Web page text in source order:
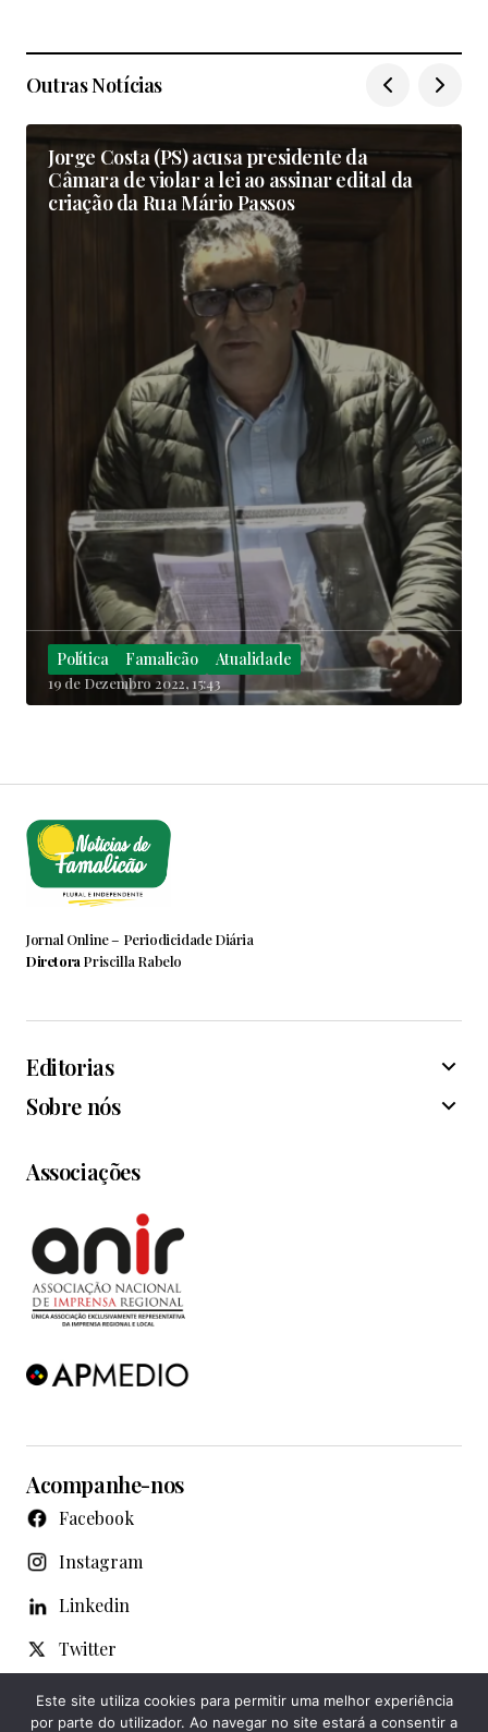
Outras Notícias
Jorge Costa (PS) acusa presidente da
Câmara de violar a lei ao assinar edital da
criação da Rua Mário Passos
Política Famalicão Atualidade
19 de Dezembro 2022, 15:43
Jornal Online – Periodicidade Diária
Diretora Priscilla Rabelo
Editorias
Sobre nós
Associações
Acompanhe-nos
Facebook
Instagram
Linkedin
Twitter
WhatsApp
Este site utiliza cookies para permitir uma melhor experiência
por parte do utilizador. Ao navegar no site estará a consentir a